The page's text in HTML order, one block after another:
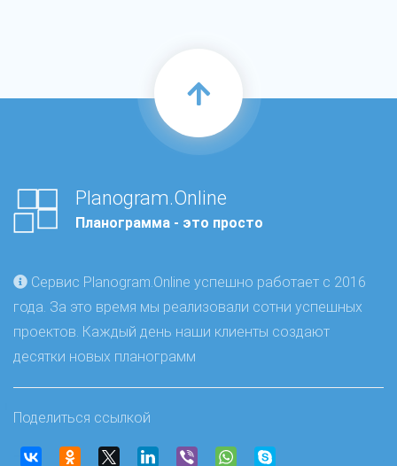
Planogram.Online
Планограмма - это просто
Сервис Planogram.Online успешно работает с 2016
года. За это время мы реализовали сотни успешных
проектов. Каждый день наши клиенты создают
десятки новых планограмм
Поделиться ссылкой